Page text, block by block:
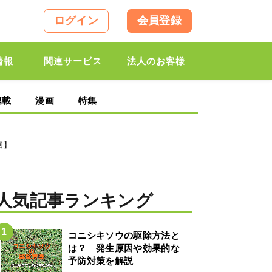
ログイン 会員登録
報 関連サービス 法人のお客様
載 漫画 特集
気記事ランキング
コニシキソウの駆除方法と
は？ 発生原因や効果的な
予防対策を解説